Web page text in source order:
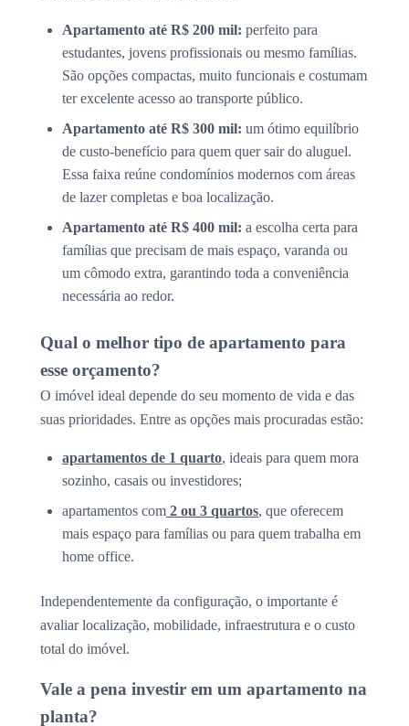
Apartamento até R$ 200 mil: perfeito para
estudantes, jovens profissionais ou mesmo famílias.
São opções compactas, muito funcionais e costumam
ter excelente acesso ao transporte público.
Apartamento até R$ 300 mil: um ótimo equilíbrio
de custo-benefício para quem quer sair do aluguel.
Essa faixa reúne condomínios modernos com áreas
de lazer completas e boa localização.
Apartamento até R$ 400 mil: a escolha certa para
famílias que precisam de mais espaço, varanda ou
um cômodo extra, garantindo toda a conveniência
necessária ao redor.
Qual o melhor tipo de apartamento para
esse orçamento?
O imóvel ideal depende do seu momento de vida e das
suas prioridades. Entre as opções mais procuradas estão:
apartamentos de 1 quarto, ideais para quem mora
sozinho, casais ou investidores;
apartamentos com 2 ou 3 quartos, que oferecem
mais espaço para famílias ou para quem trabalha em
home office.
Independentemente da configuração, o importante é
avaliar localização, mobilidade, infraestrutura e o custo
total do imóvel.
Vale a pena investir em um apartamento na
planta?